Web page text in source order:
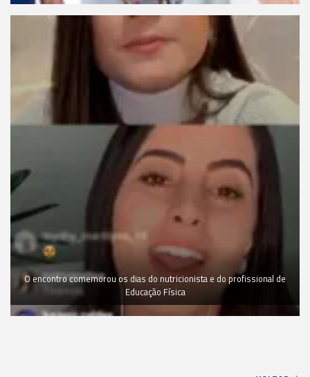
O encontro comemorou os dias do nutricionista e do profissional de
Educação Física